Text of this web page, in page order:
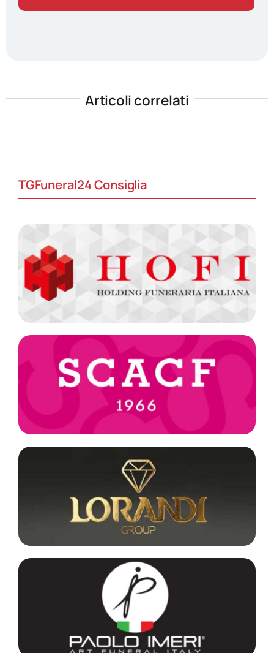
Articoli correlati
TGFuneral24 Consiglia